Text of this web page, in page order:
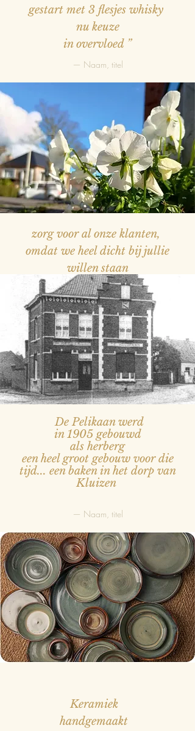
gestart met 3 flesjes whisky
nu keuze
in overvloed ”
— Naam, titel
zorg voor al onze klanten,
omdat we heel dicht bij jullie
willen staan
— Naam, titel
De Pelikaan werd
in 1905 gebouwd
als herberg
een heel groot gebouw voor die
tijd... een baken in het dorp van
Kluizen
— Naam, titel
Keramiek
handgemaakt